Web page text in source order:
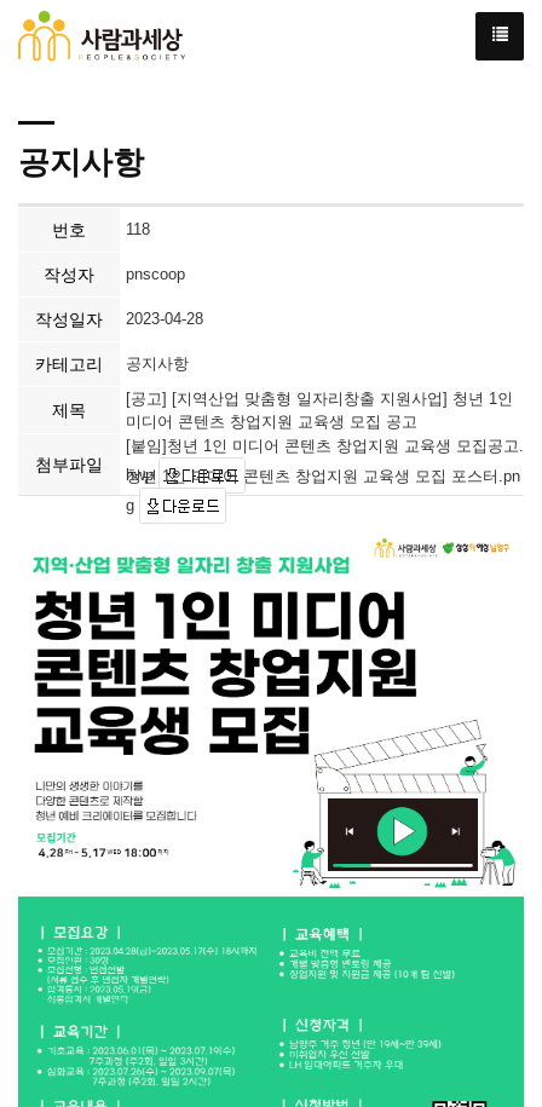
공지사항
번호 118
작성자 pnscoop
작성일자 2023-04-28
카테고리 공지사항
제목
[공고] [지역산업 맞춤형 일자리창출 지원사업] 청년 1인
미디어 콘텐츠 창업지원 교육생 모집 공고
첨부파일
[붙임]청년 1인 미디어 콘텐츠 창업지원 교육생 모집공고.
hwp
청년 1인 미디어 콘텐츠 창업지원 교육생 모집 포스터.pn
g